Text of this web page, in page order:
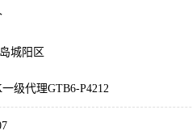
城阳区
级代理GTB6-P4212